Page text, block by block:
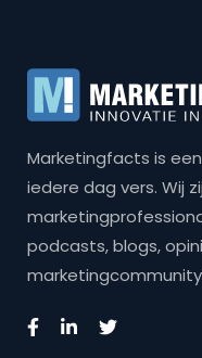
Marketingfacts is
iedere dag vers. Wij
podcasts, blogs,